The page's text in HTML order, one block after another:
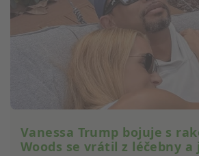
Vanessa Trump bojuje s
Woods se vrátil z léčebny a